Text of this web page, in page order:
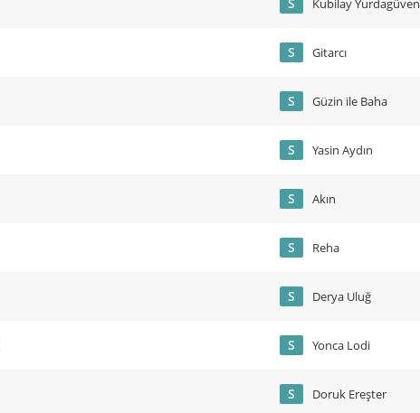
Kubilay Yurdagüven
S Gitarcı
S Güzin ile Baha
S Yasin Aydın
S Akın
S Reha
S Derya Uluğ
S Yonca Lodi
S Doruk Ereşter